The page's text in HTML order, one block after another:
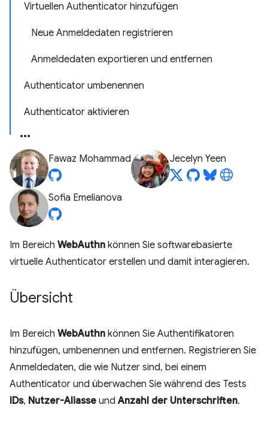
Virtuellen Authenticator hinzufügen
Neue Anmeldedaten registrieren
Anmeldedaten exportieren und entfernen
Authenticator umbenennen
Authenticator aktivieren
Fawaz Mohammad Jecelyn Yeen
Sofia Emelianova
Im Bereich WebAuthn können Sie softwarebasierte
virtuelle Authenticator erstellen und damit interagieren.
Übersicht
Im Bereich WebAuthn können Sie Authentifikatoren
hinzufügen, umbenennen und entfernen. Registrieren Sie
Anmeldedaten, die wie Nutzer sind, bei einem
Authenticator und überwachen Sie während des Tests
IDs, Nutzer-Aliasse undAnzahl der Unterschriften.